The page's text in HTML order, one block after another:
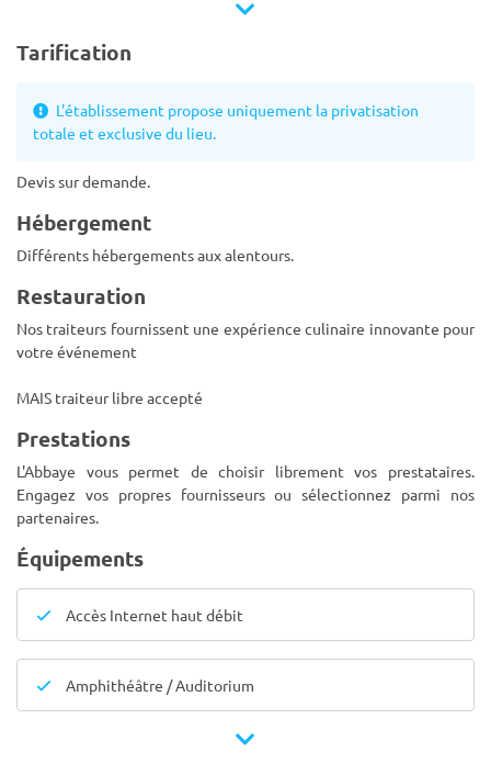
Tarification
L'établissement propose uniquement la privatisation
totale et exclusive du lieu.
Devis sur demande.
Hébergement
Différents hébergements aux alentours.
Restauration
Nos traiteurs fournissent une expérience culinaire innovante pour
votre événement
MAIS traiteur libre accepté
Prestations
L'Abbaye vous permet de choisir librement vos prestataires.
Engagez vos propres fournisseurs ou sélectionnez parmi nos
partenaires.
Équipements
Accès Internet haut débit
Amphithéâtre / Auditorium